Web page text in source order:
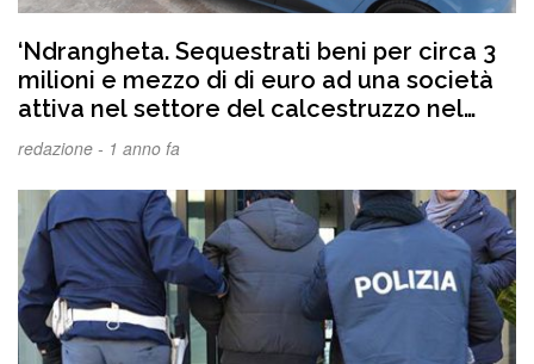
‘Ndrangheta. Sequestrati beni per circa 3
milioni e mezzo di di euro ad una società
attiva nel settore del calcestruzzo nel
Reggino
redazione - 1 anno fa